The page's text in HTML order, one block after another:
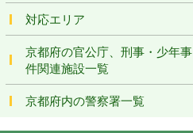
対応エリア
京都府の官公庁、刑事・少年事
件関連施設一覧
京都府内の警察署一覧